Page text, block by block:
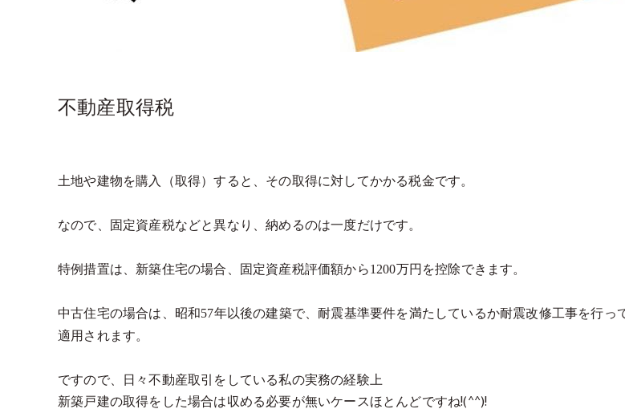
不動産取得税
土地や建物を購入（取得）すると、その取得に対してかかる税金です。
なので、固定資産税などと異なり、納めるのは一度だけです。
特例措置は、新築住宅の場合、固定資産税評価額から1200万円を控除できます。
中古住宅の場合は、昭和57年以後の建築で、耐震基準要件を満たしているか耐震改修工事を行っ
適用されます。
ですので、日々不動産取引をしている私の実務の経験上
新築戸建の取得をした場合は収める必要が無いケースほとんどですね!(^^)!